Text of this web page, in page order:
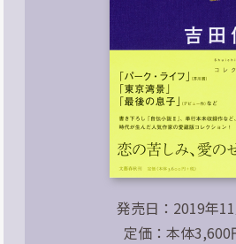
発売日：2019年
定価：本体3,600